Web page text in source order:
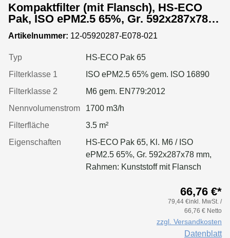
Kompaktfilter (mit Flansch), HS-ECO
Pak, ISO ePM2.5 65%, Gr. 592x287x78
mm, Rahmen:Kunststoff
Artikelnummer: 12-05920287-E078-021
Typ
HS-ECO Pak 65
Filterklasse 1
ISO ePM2.5 65% gem. ISO 16890
Filterklasse 2
M6 gem. EN779:2012
Nennvolumenstrom
1700 m3/h
Filterfläche
3.5 m²
Eigenschaften
HS-ECO Pak 65, Kl. M6 / ISO
ePM2.5 65%, Gr. 592x287x78 mm,
Rahmen: Kunststoff mit Flansch
66,76 €*
79,44 €inkl. MwSt. /
66,76 € Netto
zzgl. Versandkosten
Datenblatt